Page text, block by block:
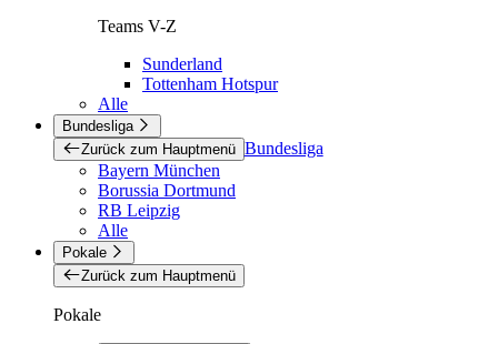
Teams V-Z
Sunderland
Tottenham Hotspur
Alle
Bundesliga
Zurück zum Hauptmenü Bundesliga
Bayern München
Borussia Dortmund
RB Leipzig
Alle
Pokale
Zurück zum Hauptmenü
Pokale